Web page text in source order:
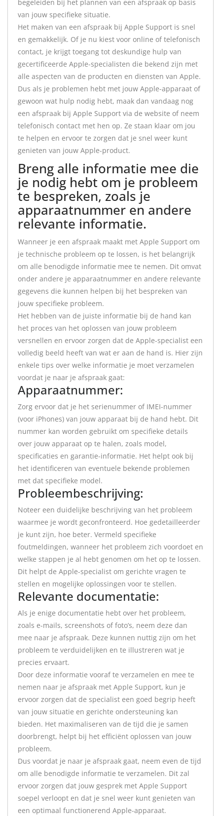
begeleiden bij het plannen van een afspraak op basis
van jouw specifieke situatie.
Het maken van een afspraak bij Apple Support is snel
en gemakkelijk. Of je nu kiest voor online of telefonisch
contact, je krijgt toegang tot deskundige hulp van
gecertificeerde Apple-specialisten die bekend zijn met
alle aspecten van de producten en diensten van Apple.
Dus als je problemen hebt met jouw Apple-apparaat of
gewoon wat hulp nodig hebt, maak dan vandaag nog
een afspraak bij Apple Support via de website of neem
telefonisch contact met hen op. Ze staan klaar om jou
te helpen en ervoor te zorgen dat je snel weer kunt
genieten van jouw Apple-product.
Breng alle informatie mee die
je nodig hebt om je probleem
te bespreken, zoals je
apparaatnummer en andere
relevante informatie.
Wanneer je een afspraak maakt met Apple Support om
je technische probleem op te lossen, is het belangrijk
om alle benodigde informatie mee te nemen. Dit omvat
onder andere je apparaatnummer en andere relevante
gegevens die kunnen helpen bij het bespreken van
jouw specifieke probleem.
Het hebben van de juiste informatie bij de hand kan
het proces van het oplossen van jouw probleem
versnellen en ervoor zorgen dat de Apple-specialist een
volledig beeld heeft van wat er aan de hand is. Hier zijn
enkele tips over welke informatie je moet verzamelen
voordat je naar je afspraak gaat:
Apparaatnummer:
Zorg ervoor dat je het serienummer of IMEI-nummer
(voor iPhones) van jouw apparaat bij de hand hebt. Dit
nummer kan worden gebruikt om specifieke details
over jouw apparaat op te halen, zoals model,
specificaties en garantie-informatie. Het helpt ook bij
het identificeren van eventuele bekende problemen
met dat specifieke model.
Probleembeschrijving:
Noteer een duidelijke beschrijving van het probleem
waarmee je wordt geconfronteerd. Hoe gedetailleerder
je kunt zijn, hoe beter. Vermeld specifieke
foutmeldingen, wanneer het probleem zich voordoet en
welke stappen je al hebt genomen om het op te lossen.
Dit helpt de Apple-specialist om gerichte vragen te
stellen en mogelijke oplossingen voor te stellen.
Relevante documentatie:
Als je enige documentatie hebt over het probleem,
zoals e-mails, screenshots of foto’s, neem deze dan
mee naar je afspraak. Deze kunnen nuttig zijn om het
probleem te verduidelijken en te illustreren wat je
precies ervaart.
Door deze informatie vooraf te verzamelen en mee te
nemen naar je afspraak met Apple Support, kun je
ervoor zorgen dat de specialist een goed begrip heeft
van jouw situatie en gerichte ondersteuning kan
bieden. Het maximaliseren van de tijd die je samen
doorbrengt, helpt bij het efficiënt oplossen van jouw
probleem.
Dus voordat je naar je afspraak gaat, neem even de tijd
om alle benodigde informatie te verzamelen. Dit zal
ervoor zorgen dat jouw gesprek met Apple Support
soepel verloopt en dat je snel weer kunt genieten van
een optimaal functionerend Apple-apparaat.